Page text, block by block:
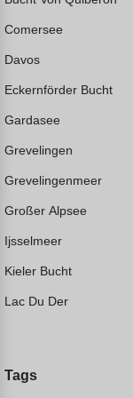
Comersee
Davos
Eckernförder Bucht
Gardasee
Grevelingen
Grevelingenmeer
Großer Alpsee
Ijsselmeer
Kieler Bucht
Lac Du Der
Tags